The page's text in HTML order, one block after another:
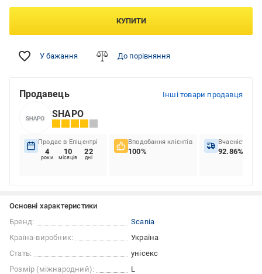
КУПИТИ
У бажання До порівняння
Продавець Інші товари продавця
SHAPO
Продає в Епіцентрі
4
роки
10
місяців
22
дні
Вподобання клієнтів
100%
Вчасність
92.86%
Основні характеристики
Бренд:
Scania
Країна-виробник:
Україна
Стать:
унісекс
Розмір (міжнародний):
L